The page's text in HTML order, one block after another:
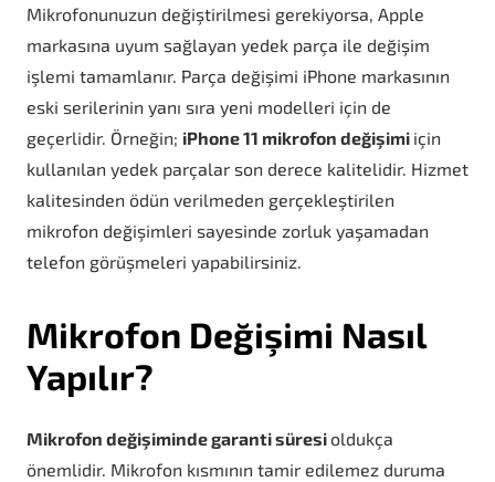
Mikrofonunuzun değiştirilmesi gerekiyorsa, Apple
markasına uyum sağlayan yedek parça ile değişim
işlemi tamamlanır. Parça değişimi iPhone markasının
eski serilerinin yanı sıra yeni modelleri için de
geçerlidir. Örneğin; iPhone 11 mikrofon değişimi için
kullanılan yedek parçalar son derece kalitelidir. Hizmet
kalitesinden ödün verilmeden gerçekleştirilen
mikrofon değişimleri sayesinde zorluk yaşamadan
telefon görüşmeleri yapabilirsiniz.
Mikrofon Değişimi Nasıl
Yapılır?
Mikrofon değişiminde garanti süresi oldukça
önemlidir. Mikrofon kısmının tamir edilemez duruma